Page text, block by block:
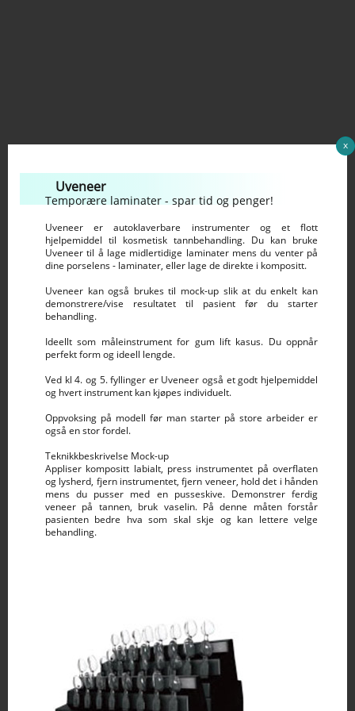
Uveneer
Temporære laminater - spar tid og penger!
Uveneer er autoklaverbare instrumenter og et flott
hjelpemiddel til kosmetisk tannbehandling. Du kan bruke
Uveneer til å lage midlertidige laminater mens du venter på
dine porselens - laminater, eller lage de direkte i kompositt.
Uveneer kan også brukes til mock-up slik at du enkelt kan
demonstrere/vise resultatet til pasient før du starter
behandling.
Ideellt som måleinstrument for gum lift kasus. Du oppnår
perfekt form og ideell lengde.
Ved kl 4. og 5. fyllinger er Uveneer også et godt hjelpemiddel
og hvert instrument kan kjøpes individuelt.
Oppvoksing på modell før man starter på store arbeider er
også en stor fordel.
Teknikkbeskrivelse Mock-up
Appliser kompositt labialt, press instrumentet på overflaten
og lysherd, fjern instrumentet, fjern veneer, hold det i hånden
mens du pusser med en pusseskive. Demonstrer ferdig
veneer på tannen, bruk vaselin. På denne måten forstår
pasienten bedre hva som skal skje og kan lettere velge
behandling.
x